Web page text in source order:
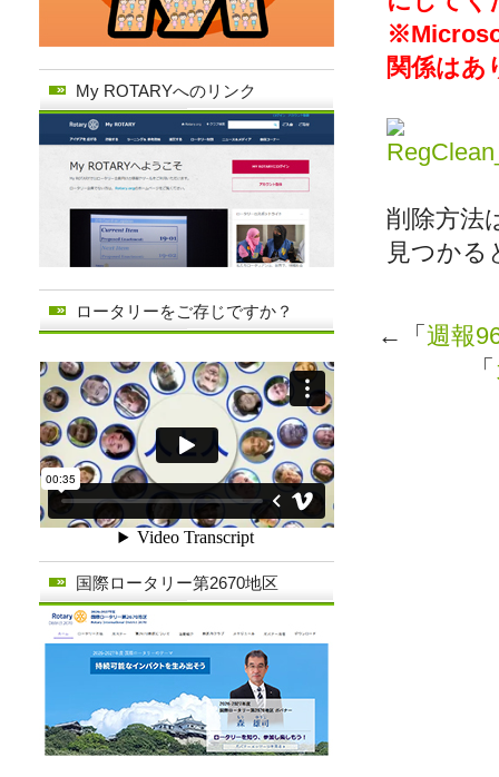
関係はあ
削除方法
見つかる
←「 週報
「
My ROTARYへのリンク
ロータリーをご存じですか？
国際ロータリー第2670地区